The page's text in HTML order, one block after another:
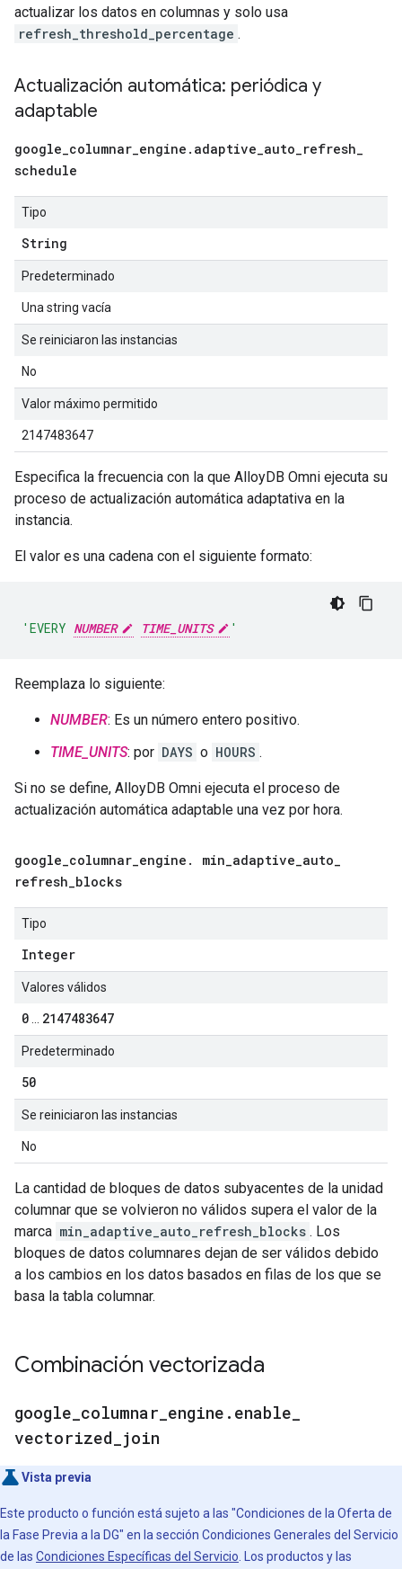
actualizar los datos en columnas y solo usa
refresh_threshold_percentage .
Actualización automática: periódica y
adaptable
google_columnar_engine . adaptive_auto_refresh_
schedule
Tipo
String
Predeterminado
Una string vacía
Se reiniciaron las instancias
No
Valor máximo permitido
2147483647
Especifica la frecuencia con la que AlloyDB Omni ejecuta su
proceso de actualización automática adaptativa en la
instancia.
El valor es una cadena con el siguiente formato:
'EVERY NUMBER TIME_UNITS '
Reemplaza lo siguiente:
NUMBER: Es un número entero positivo.
TIME_UNITS: por DAYS o HOURS .
Si no se define, AlloyDB Omni ejecuta el proceso de
actualización automática adaptable una vez por hora.
google_columnar_engine . min_adaptive_auto_
refresh_blocks
Tipo
Integer
Valores válidos
0 2147483647
Predeterminado
50
Se reiniciaron las instancias
No
La cantidad de bloques de datos subyacentes de la unidad
columnar que se volvieron no válidos supera el valor de la
marca min_adaptive_auto_refresh_blocks . Los
bloques de datos columnares dejan de ser válidos debido
a los cambios en los datos basados en filas de los que se
basa la tabla columnar.
Combinación vectorizada
google columnar engine . enable
vectorized join
Vista previa
Este producto o función está sujeto a las "Condiciones de la Oferta de
la Fase Previa a la DG" en la sección Condiciones Generales del Servicio
de las Condiciones Específicas del Servicio . Los productos y las